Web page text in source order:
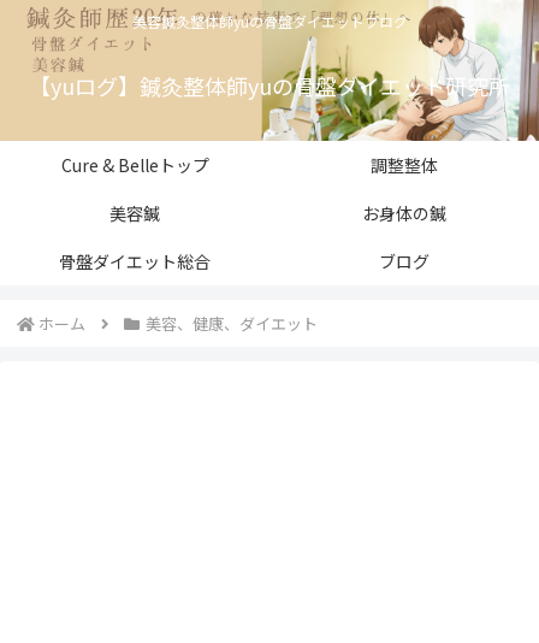
美容鍼灸整体師yuの骨盤ダイエットブログ
【yuログ】鍼灸整体師yuの骨盤ダイエット研究所
Cure & Belleトップ
調整整体
美容鍼
お身体の鍼
骨盤ダイエット総合
ブログ
ホーム 美容、健康、ダイエット